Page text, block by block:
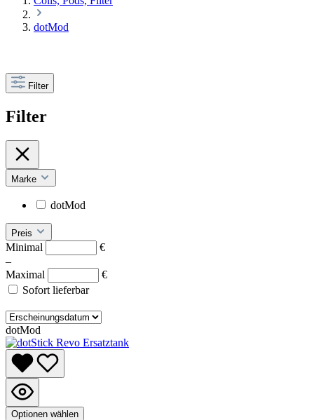
dotMod
Filter
Filter
Marke
dotMod
Preis
Minimal
€
–
Maximal
€
Sofort lieferbar
dotMod
Optionen wählen